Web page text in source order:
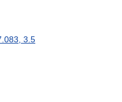
3.5